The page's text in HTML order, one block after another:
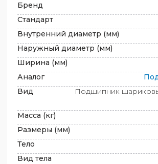
Бренд
Стандарт
Внутренний диаметр (мм)
Наружный диаметр (мм)
Ширина (мм)
Аналог
Вид
Подшипник
Масса (кг)
Размеры (мм)
Тело
Вид тела